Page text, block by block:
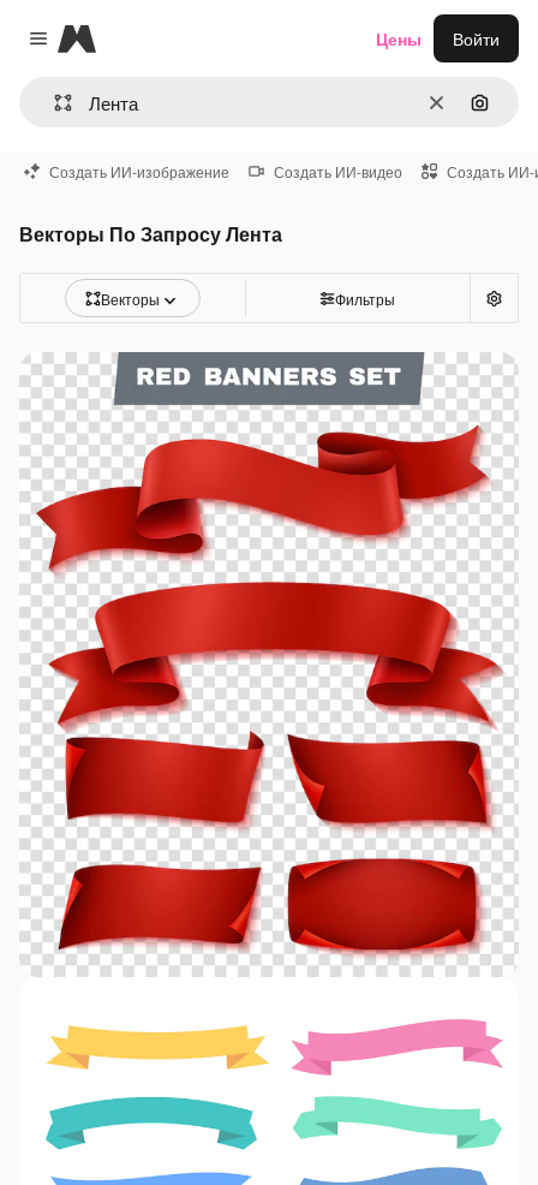
Close menu
Magnific
ОчиститьПоиск
Цены Войти
Создать ИИ-изображение Создать ИИ-видео Создать ИИ-
Векторы По Запросу Лента
Векторы Фильтры